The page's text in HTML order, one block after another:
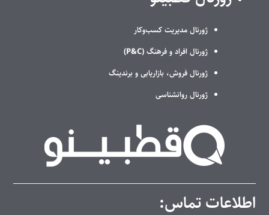
ژورنال مدیریت کسب‌وکار
ژورنال افراد و فرهنگ (P&C)
ژورنال فروش، بازاریابی و برندینگ
ژورنال روانشناسی
اطلاعات تماس: